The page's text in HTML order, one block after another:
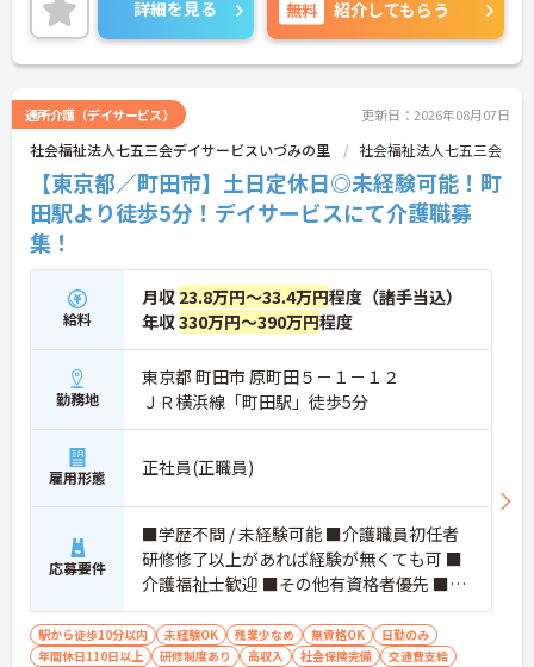
ださい。
詳細を見る 無料 紹介してもらう
通所介護（デイサービス） 更新日：2026年08月07日
社会福祉法人七五三会デイサービスいづみの里 社会福祉法人七五三会
【東京都／町田市】土日定休日◎未経験可能！町
田駅より徒歩5分！デイサービスにて介護職募
集！
給料
月収 23.8万円～33.4万円程度（諸手当込）
年収330万円～390万円程度
勤務地
東京都 町田市 原町田５－１－１２
ＪＲ横浜線「町田駅」徒歩5分
雇用形態 正社員(正職員)
応募要件
■学歴不問 / 未経験可能 ■介護職員初任者
研修修了以上があれば経験が無くても可 ■
介護福祉士歓迎 ■その他有資格者優先 ■自
動車運転免許歓迎（AT限定可）
駅から徒歩10分以内 未経験OK 残業少なめ 無資格OK
日勤のみ
年間休日110日以上
研修制度あり 高収入 社会保険完備
交通費支給